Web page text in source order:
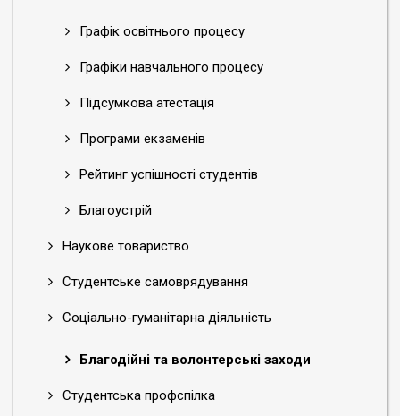
Графік освітнього процесу
Графіки навчального процесу
Підсумкова атестація
Програми екзаменів
Рейтинг успішності студентів
Благоустрій
Наукове товариство
Студентське самоврядування
Соціально-гуманітарна діяльність
Благодійні та волонтерські заходи
Студентська профспілка